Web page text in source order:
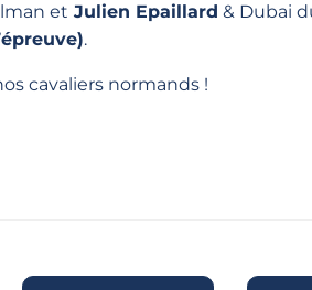
et Julien Epaillard & Dubai
.
cavaliers normands !